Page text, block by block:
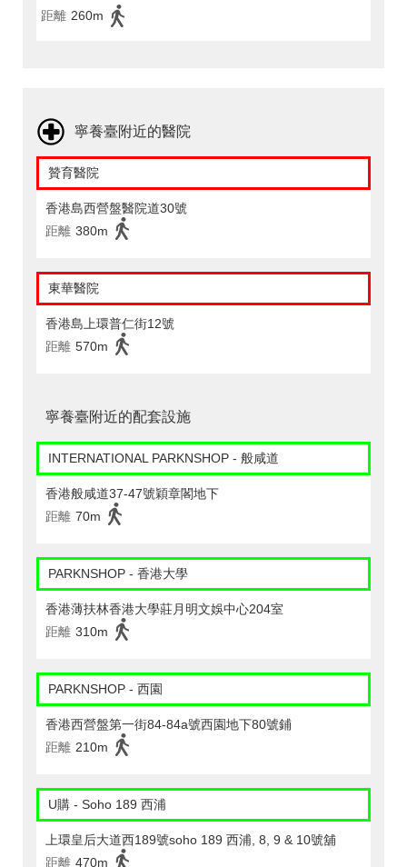
距離 260m
寧養臺附近的醫院
贊育醫院
香港島西營盤醫院道30號
距離 380m
東華醫院
香港島上環普仁街12號
距離 570m
寧養臺附近的配套設施
INTERNATIONAL PARKNSHOP - 般咸道
香港般咸道37-47號穎章閣地下
距離 70m
PARKNSHOP - 香港大學
香港薄扶林香港大學莊月明文娛中心204室
距離 310m
PARKNSHOP - 西園
香港西營盤第一街84-84a號西園地下80號鋪
距離 210m
U購 - Soho 189 西浦
上環皇后大道西189號soho 189 西浦, 8, 9 & 10號舖
距離 470m